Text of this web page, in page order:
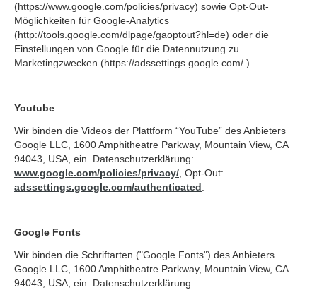
(https://www.google.com/policies/privacy) sowie Opt-Out-
Möglichkeiten für Google-Analytics
(http://tools.google.com/dlpage/gaoptout?hl=de) oder die
Einstellungen von Google für die Datennutzung zu
Marketingzwecken (https://adssettings.google.com/.).
Youtube
Wir binden die Videos der Plattform “YouTube” des Anbieters
Google LLC, 1600 Amphitheatre Parkway, Mountain View, CA
94043, USA, ein. Datenschutzerklärung:
www.google.com/policies/privacy/, Opt-Out:
adssettings.google.com/authenticated.
Google Fonts
Wir binden die Schriftarten ("Google Fonts") des Anbieters
Google LLC, 1600 Amphitheatre Parkway, Mountain View, CA
94043, USA, ein. Datenschutzerklärung: